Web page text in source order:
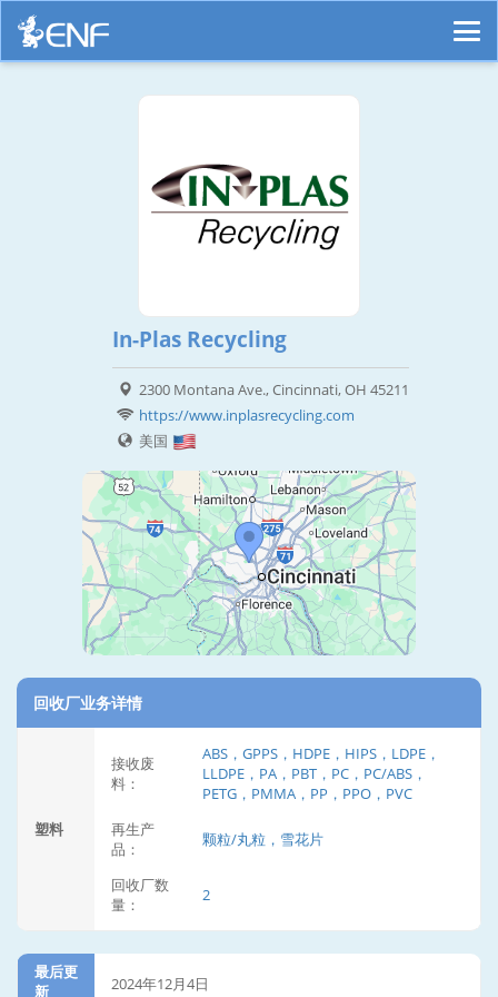
In-Plas Recycling
2300 Montana Ave., Cincinnati, OH 45211
https://www.inplasrecycling.com
美国
回收厂业务详情
塑料
接收废
料：
ABS，GPPS，HDPE，HIPS，LDPE，
LLDPE，PA，PBT，PC，PC/ABS，
PETG，PMMA，PP，PPO，PVC
再生产
品：
颗粒/丸粒，雪花片
回收厂数
量：
2
最后更
新
2024年12月4日